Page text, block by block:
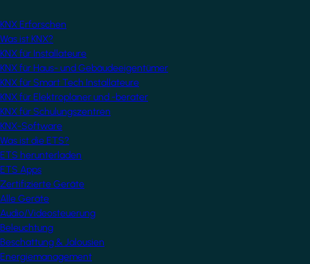
KNX Erforschen
Was ist KNX?
KNX für Installateure
KNX für Haus- und Gebäudeeigentümer
KNX für Smart Tech Installateure
KNX für Elektroplaner und -berater
KNX für Schulungszentren
KNX-Software
Was ist die ETS?
ETS herunterladen
ETS Apps
Zertifizierte Geräte
Alle Geräte
Audio/Videosteuerung
Beleuchtung
Beschattung & Jalousien
Energiemanagement